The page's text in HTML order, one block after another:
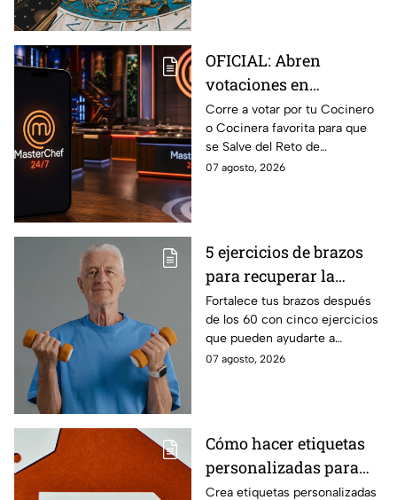
OFICIAL: Abren
votaciones en
MasterChef 24/7 para
que salves a un
Cocinero del Reto de
Eliminación de este
Corre a votar por tu Cocinero
o Cocinera favorita para que
se Salve del Reto de
Eliminación de MasterChef
07 agosto, 2026
5 ejercicios de brazos
para recuperar la
fuerza después de los
60
Fortalece tus brazos después
de los 60 con cinco ejercicios
que pueden ayudarte a
recuperar fuerza, movilidad y
07 agosto, 2026
Cómo hacer etiquetas
personalizadas para
imprimir
Crea etiquetas personalizadas